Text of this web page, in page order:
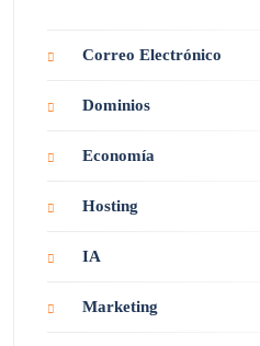
Correo Electrónico
Dominios
Economía
Hosting
IA
Marketing